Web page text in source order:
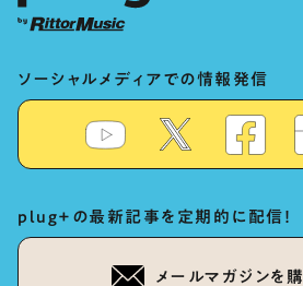
ソーシャルメディアでの情報発信
plug+の最新記事を定期的に配信！
メールマガジンを購